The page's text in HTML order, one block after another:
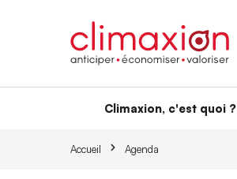
Climaxion, c'est quoi ?
Accueil Agenda